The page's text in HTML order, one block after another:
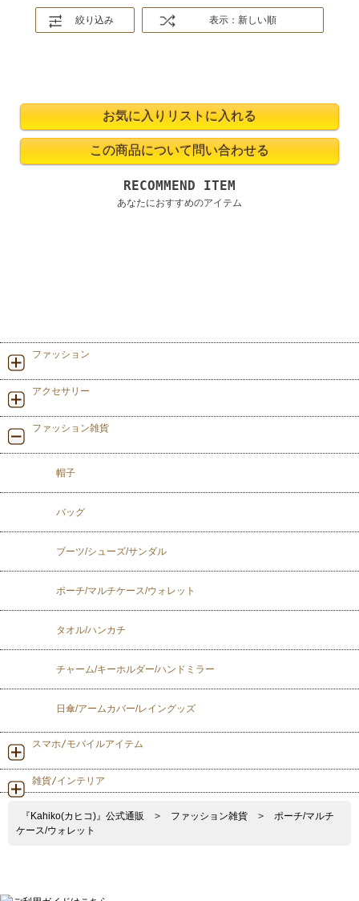
絞り込み 表示：新しい順
RECOMMEND ITEM
あなたにおすすめのアイテム
ファッション
アクセサリー
ファッション雑貨
帽子
バッグ
ブーツ/シューズ/サンダル
ポーチ/マルチケース/ウォレット
タオル/ハンカチ
チャーム/キーホルダー/ハンドミラー
日傘/アームカバー/レイングッズ
スマホ/モバイルアイテム
雑貨/インテリア
『Kahiko(カヒコ)』公式通販 > ファッション雑貨 >
ポーチ/マルチ
ケース/ウォレット